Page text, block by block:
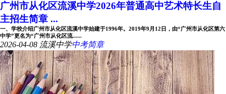
广州市从化区流溪中学2026年普通高中艺术特长生自
主招生简章 ...
一、学校介绍广州市从化区流溪中学始建于1996年。2019年9月12日，由“广州市从化区第六
中学”更名为“广州市从化区流......
2026-04-08 流溪中学中考简章